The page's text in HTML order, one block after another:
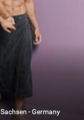
Sachsen -Germany